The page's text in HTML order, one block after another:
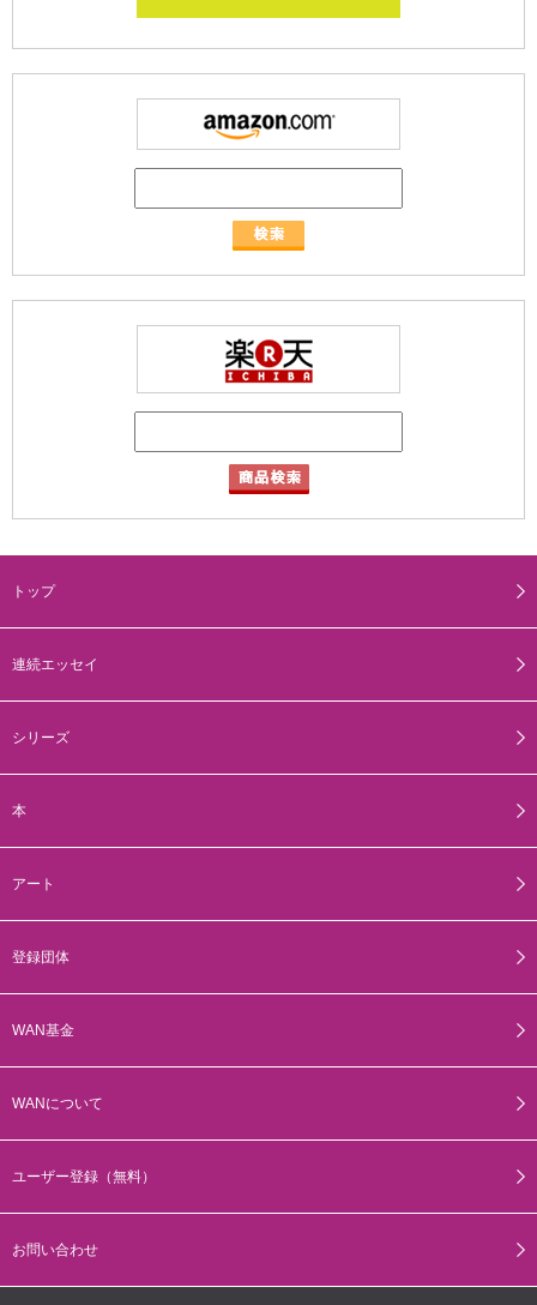
トップ
連続エッセイ
シリーズ
本
アート
登録団体
WAN基金
WANについて
ユーザー登録（無料）
お問い合わせ